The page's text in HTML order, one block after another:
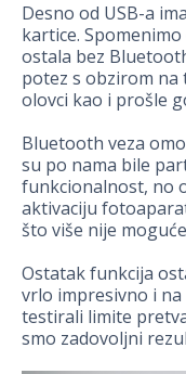
Desno od USB-a
kartice.
ostala bez
potez s obzirom
olovci kao i prošle
Bluetooth veza
su po nama bile
funkcionalnost, no
aktivaciju
što više nije
Ostatak funkcija
vrlo impresivno i
testirali limite
smo zadovoljni